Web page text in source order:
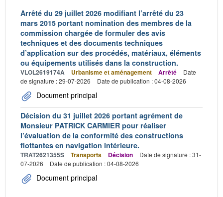
Arrêté du 29 juillet 2026 modifiant l’arrêté du 23
mars 2015 portant nomination des membres de la
commission chargée de formuler des avis
techniques et des documents techniques
d’application sur des procédés, matériaux, éléments
ou équipements utilisés dans la construction.
VLOL2619174A Urbanisme et aménagement Arrêté
Date
de signature : 29-07-2026
Date de publication : 04-08-2026
Document principal
Décision du 31 juillet 2026 portant agrément de
Monsieur PATRICK CARMIER pour réaliser
l’évaluation de la conformité des constructions
flottantes en navigation intérieure.
TRAT2621355S Transports Décision
Date de signature : 31-
07-2026
Date de publication : 04-08-2026
Document principal